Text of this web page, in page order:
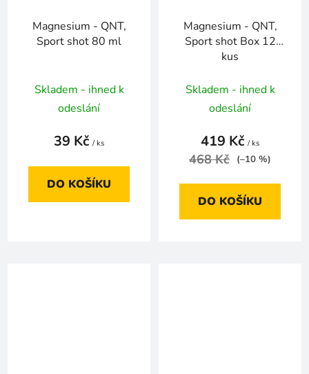
Magnesium - QNT,
Sport shot 80 ml
Skladem - ihned k
odeslání
39 Kč / ks
DO KOŠÍKU
Magnesium - QNT,
Sport shot Box 12
kus
Skladem - ihned k
odeslání
419 Kč / ks
468 Kč (–10 %)
DO KOŠÍKU